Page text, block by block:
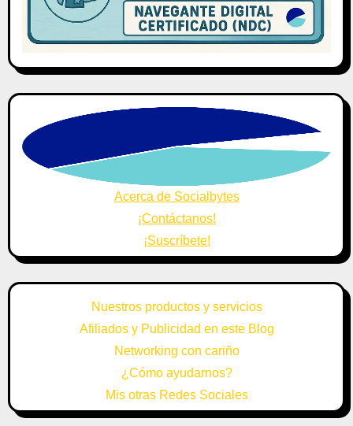
Acerca de Socialbytes
¡Contáctanos!
¡Suscríbete!
Nuestros productos y servicios
Afiliados y Publicidad en este Blog
Networking con cariño
¿Cómo ayudarnos?
Mis otras Redes Sociales